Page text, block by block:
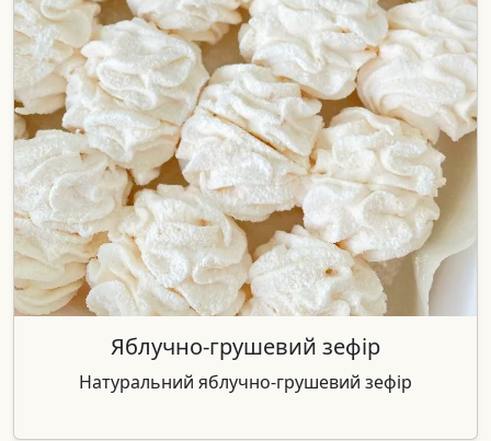
Яблучно-грушевий зефір
Натуральний яблучно-грушевий зефір